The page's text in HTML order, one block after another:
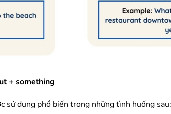
+ something
sử dụng phổ biến trong những tình huống sau: